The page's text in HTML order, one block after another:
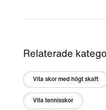
Relaterade
Vita skor med högt skaft
Vita tennisskor